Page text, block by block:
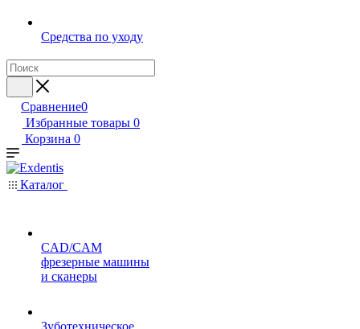
Средства по уходу
Сравнение0
Избранные товары 0
Корзина 0
Каталог
CAD/CAM
фрезерные машины
и сканеры
Зуботехническое